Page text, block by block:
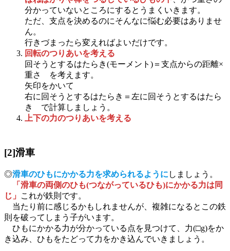
分かっていないところにするとうまくいきます。
ただ、支点を決めるのにそんなに悩む必要はありませ
ん。
行きづまったら変えればよいだけです。
回転のつりあいを考える
回そうとするはたらき(モーメント)＝支点からの距離×
重さ を考えます。
矢印をかいて
右に回そうとするはたらき＝左に回そうとするはたら
き で計算しましょう。
上下の力のつりあいを考える
[2]滑車
◎滑車のひもにかかる力を求められるように しましょう。
「滑車の両側のひも(つながっているひも)にかかる力は同
じ」
これが鉄則です。
当たり前に感じるかもしれませんが、複雑になるとこの鉄
則を破ってしまう子がいます。
ひもにかかる力が分かっている点を見つけて、力(□g)をか
き込み、ひもをたどって力をかき込んでいきましょう。